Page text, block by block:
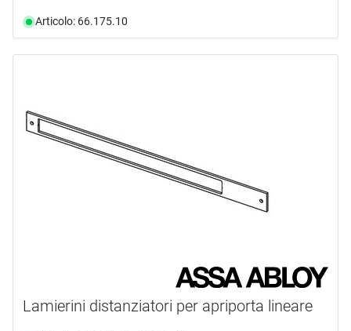
Articolo: 66.175.10
Lamierini distanziatori per apriporta lineare